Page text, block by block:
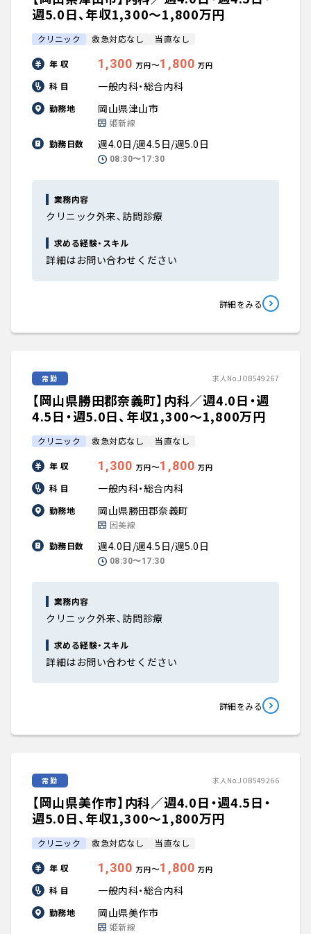
週5.0日、年収1,300〜1,800万円
クリニック 救急対応なし 当直なし
年 収 1,300 万円〜1,800 万円
科 目 一般内科・総合内科
勤務地 岡山県津山市
姫新線
勤務日数
週4.0日/週4.5日/週5.0日
08:30〜17:30
業務内容
クリニック外来、訪問診療
求める経験・スキル
詳細はお問い合わせください
詳細をみる
常勤 求人No.JOB549267
【岡山県勝田郡奈義町】内科／週4.0日・週
4.5日・週5.0日、年収1,300〜1,800万円
クリニック 救急対応なし 当直なし
年 収 1,300 万円〜1,800 万円
科 目 一般内科・総合内科
勤務地 岡山県勝田郡奈義町
因美線
勤務日数
週4.0日/週4.5日/週5.0日
08:30〜17:30
業務内容
クリニック外来、訪問診療
求める経験・スキル
詳細はお問い合わせください
詳細をみる
常勤 求人No.JOB549266
【岡山県美作市】内科／週4.0日・週4.5日・
週5.0日、年収1,300〜1,800万円
クリニック 救急対応なし 当直なし
年 収 1,300 万円〜1,800 万円
科 目 一般内科・総合内科
勤務地 岡山県美作市
姫新線